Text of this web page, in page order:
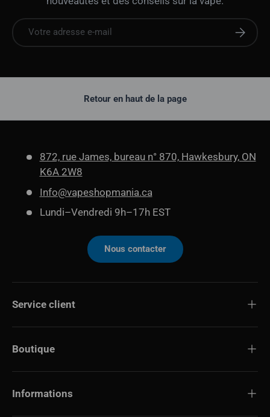
E-mail
Retour en haut de la page
872, rue James, bureau n° 870, Hawkesbury, ON
K6A 2W8
Info@vapeshopmania.ca
Lundi–Vendredi 9h–17h EST
Nous contacter
Service client
Boutique
Informations